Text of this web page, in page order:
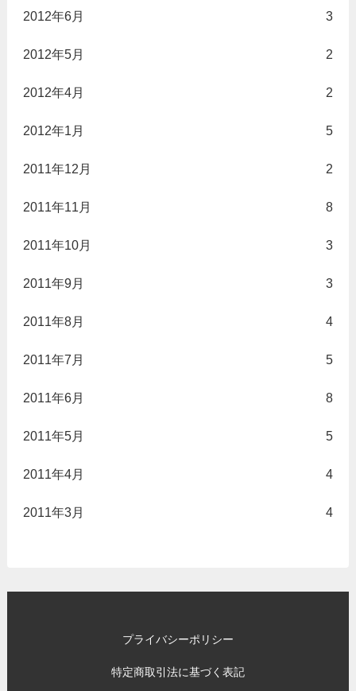
2012年6月 3
2012年5月 2
2012年4月 2
2012年1月 5
2011年12月 2
2011年11月 8
2011年10月 3
2011年9月 3
2011年8月 4
2011年7月 5
2011年6月 8
2011年5月 5
2011年4月 4
2011年3月 4
プライバシーポリシー
特定商取引法に基づく表記